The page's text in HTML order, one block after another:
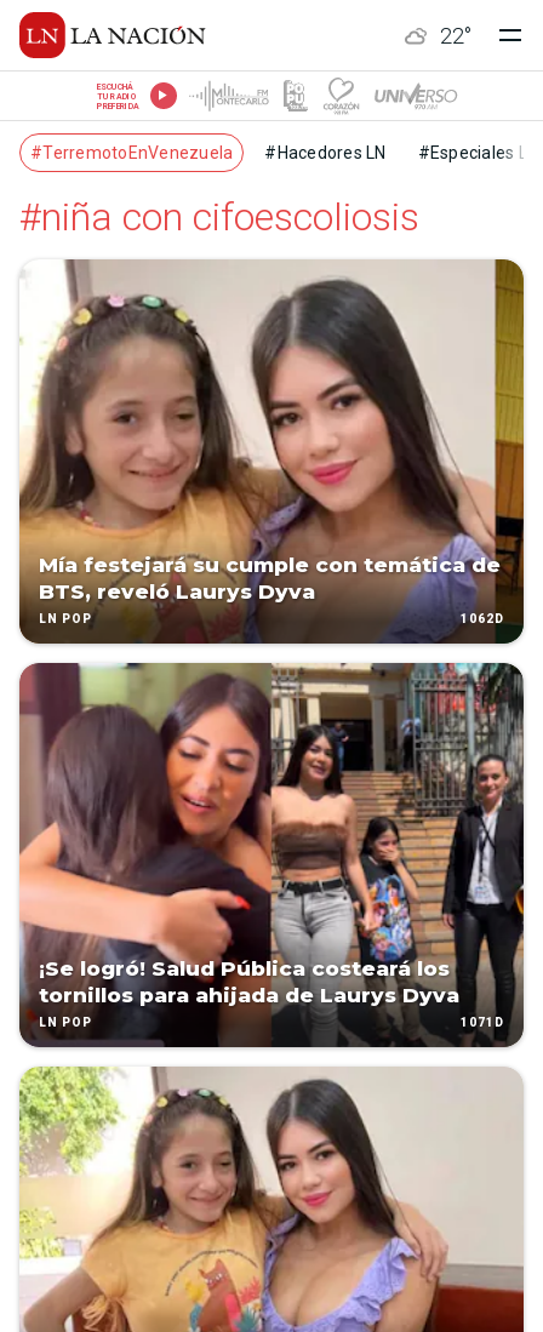
22°
ESCUCHÁ
TU RADIO
PREFERIDA
#TerremotoEnVenezuela #Hacedores LN #Especiales LN
#niña con cifoescoliosis
Mía festejará su cumple con temática de
BTS, reveló Laurys Dyva
LN POP 1062D
¡Se logró! Salud Pública costeará los
tornillos para ahijada de Laurys Dyva
LN POP 1071D